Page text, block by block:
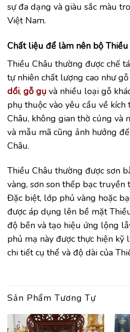
sự đa dạng và giàu sắc màu
Việt Nam.
Chất liệu để làm nên bộ
Thiều Châu thường được chế
tự nhiên chất lượng cao như
dổi, gỗ gụ và nhiều loại gỗ
phụ thuộc vào yêu cầu về kích
Châu, không gian thờ cúng và
và mẫu mã cũng ảnh hưởng
Châu.
Thiều Châu thường được sơn
vàng, sơn son thếp bạc truyền
Đặc biệt, lớp phủ vàng hoặc
được áp dụng lên bề mặt
độ bền và tạo hiệu ứng lộng
phủ mạ này được thực hiện kỹ
chi tiết cụ thể và độ dài của
Sản Phẩm Tương Tự